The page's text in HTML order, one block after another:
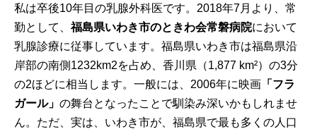
私は卒後10年目の乳腺外科医です。2018年7月より、常
勤として、福島県いわき市のときわ会常磐病院において
乳腺診療に従事しています。福島県いわき市は福島県沿
岸部の南側1232km2を占め、香川県（1,877 km²）の3分
の2ほどに相当します。一般には、2006年に映画 「フラ
ガール」の舞台となったことで馴染み深いかもしれませ
ん。ただ、実は、いわき市が、福島県で最も多くの人口